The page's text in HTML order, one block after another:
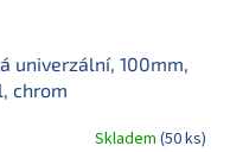
univerzální, 100mm,
chrom
Skladem (50 ks)